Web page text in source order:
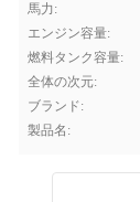
馬力:
エンジン容量:
燃料タンク容量:
全体の次元:
ブランド:
製品名: